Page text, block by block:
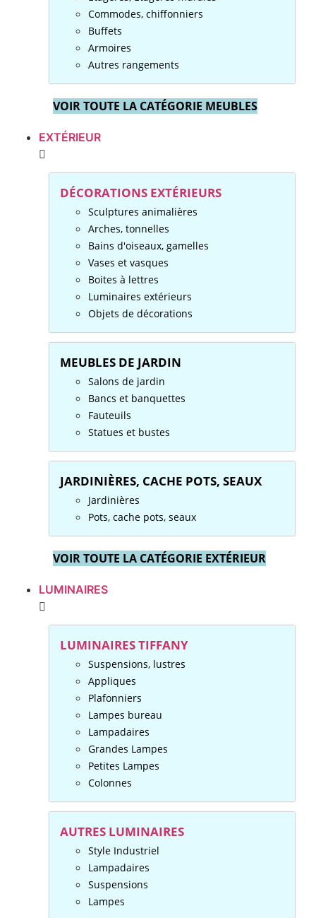
Commodes, chiffonniers
Buffets
Armoires
Autres rangements
VOIR TOUTE LA CATÉGORIE MEUBLES
EXTÉRIEUR
DÉCORATIONS EXTÉRIEURS
Sculptures animalières
Arches, tonnelles
Bains d'oiseaux, gamelles
Vases et vasques
Boites à lettres
Luminaires extérieurs
Objets de décorations
MEUBLES DE JARDIN
Salons de jardin
Bancs et banquettes
Fauteuils
Statues et bustes
JARDINIÈRES, CACHE POTS, SEAUX
Jardinières
Pots, cache pots, seaux
VOIR TOUTE LA CATÉGORIE EXTÉRIEUR
LUMINAIRES
LUMINAIRES TIFFANY
Suspensions, lustres
Appliques
Plafonniers
Lampes bureau
Lampadaires
Grandes Lampes
Petites Lampes
Colonnes
AUTRES LUMINAIRES
Style Industriel
Lampadaires
Suspensions
Lampes